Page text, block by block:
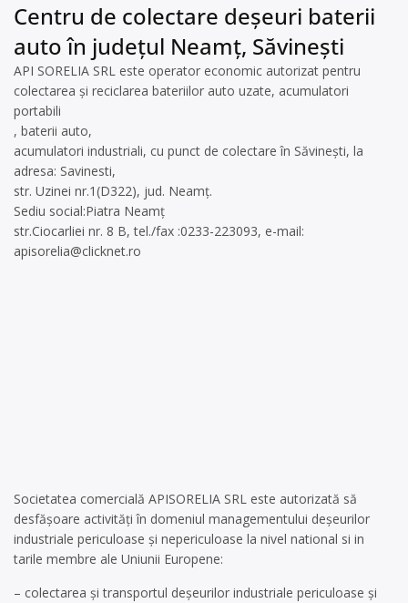
Centru de colectare deșeuri baterii
auto în județul Neamț, Săvinești
API SORELIA SRL este operator economic autorizat pentru
colectarea și reciclarea bateriilor auto uzate, acumulatori
portabili
, baterii auto,
acumulatori industriali, cu punct de colectare în Săvinești, la
adresa: Savinesti,
str. Uzinei nr.1(D322), jud. Neamț.
Sediu social:Piatra Neamț
str.Ciocarliei nr. 8 B, tel./fax :0233-223093, e-mail:
apisorelia@clicknet.ro
Societatea comercială APISORELIA SRL este autorizată să
desfășoare activități în domeniul managementului deșeurilor
industriale periculoase și nepericuloase la nivel national si in
tarile membre ale Uniunii Europene:
– colectarea și transportul deșeurilor industriale periculoase și